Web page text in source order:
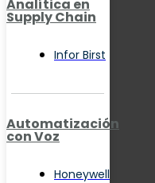
Analítica en
Supply Chain
Infor Birst
Automatización
con Voz
Honeywell